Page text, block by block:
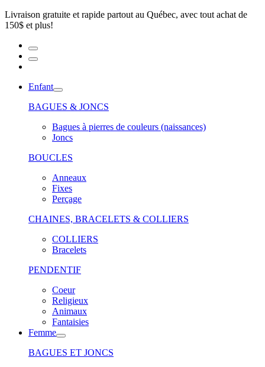
Livraison gratuite et rapide partout au Québec, avec tout achat de
150$ et plus!
Enfant
BAGUES & JONCS
Bagues à pierres de couleurs (naissances)
Joncs
BOUCLES
Anneaux
Fixes
Perçage
CHAINES, BRACELETS & COLLIERS
COLLIERS
Bracelets
PENDENTIF
Coeur
Religieux
Animaux
Fantaisies
Femme
BAGUES ET JONCS